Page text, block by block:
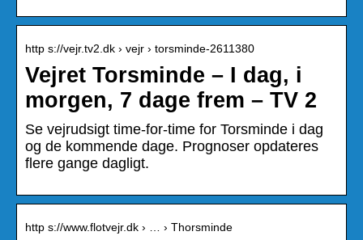
http s://vejr.tv2.dk › vejr › torsminde-2611380
Vejret Torsminde – I dag, i
morgen, 7 dage frem – TV 2
Se vejrudsigt time-for-time for Torsminde i dag
og de kommende dage. Prognoser opdateres
flere gange dagligt.
http s://www.flotvejr.dk › … › Thorsminde